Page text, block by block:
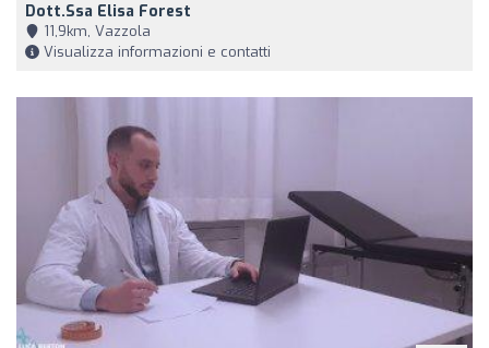
Dott.ssa Elisa Forest
11,9km, Vazzola
Visualizza informazioni e contatti